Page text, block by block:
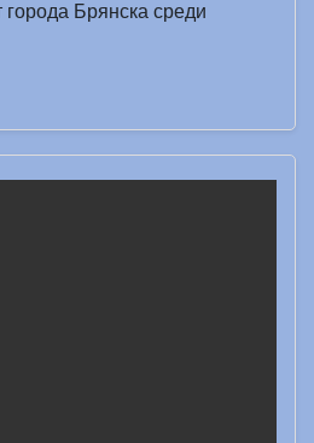
Брянска среди